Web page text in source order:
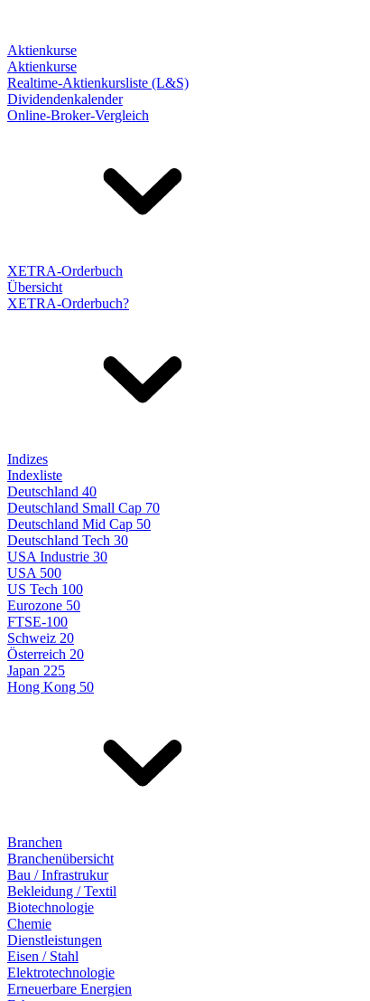
Aktienkurse
Aktienkurse
Realtime-Aktienkursliste (L&S)
Dividendenkalender
Online-Broker-Vergleich
XETRA-Orderbuch
Übersicht
XETRA-Orderbuch?
Indizes
Indexliste
Deutschland 40
Deutschland Small Cap 70
Deutschland Mid Cap 50
Deutschland Tech 30
USA Industrie 30
USA 500
US Tech 100
Eurozone 50
FTSE-100
Schweiz 20
Österreich 20
Japan 225
Hong Kong 50
Branchen
Branchenübersicht
Bau / Infrastrukur
Bekleidung / Textil
Biotechnologie
Chemie
Dienstleistungen
Eisen / Stahl
Elektrotechnologie
Erneuerbare Energien